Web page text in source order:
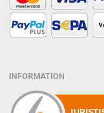
INFORMATION